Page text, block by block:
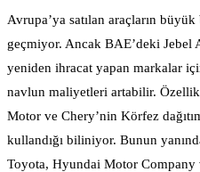
Avrupa’ya satılan araçların
geçmiyor. Ancak BAE’deki
yeniden ihracat yapan markalar
navlun maliyetleri artabilir.
Motor ve Chery’nin Körfez
kullandığı biliniyor. Bunun
Toyota, Hyundai Motor